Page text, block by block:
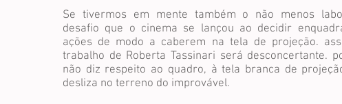
Se tivermos em mente também o não menos
desafio que o cinema se lançou ao decidir
ações de modo a caberem na tela de projeção.
trabalho de Roberta Tassinari será desconcertante.
não diz respeito ao quadro, à tela branca de
desliza no terreno do improvável.